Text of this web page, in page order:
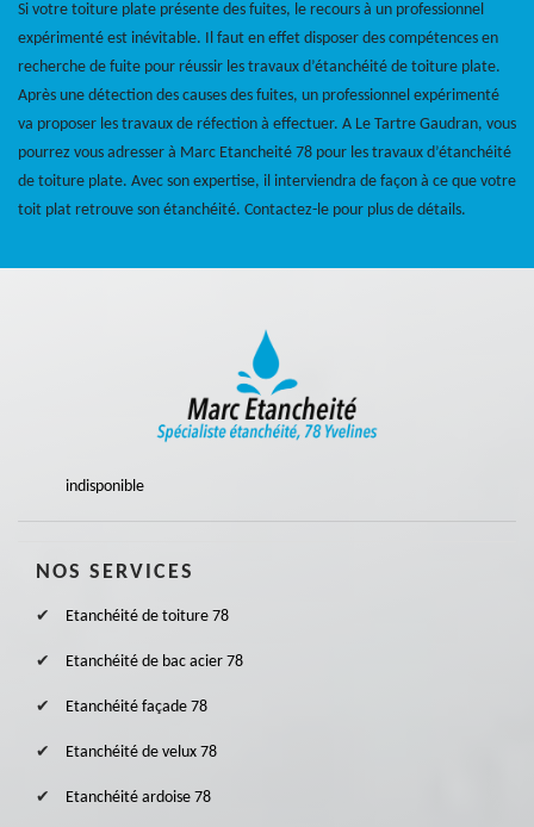
Si votre toiture plate présente des fuites, le recours à un professionnel
expérimenté est inévitable. Il faut en effet disposer des compétences en
recherche de fuite pour réussir les travaux d’étanchéité de toiture plate.
Après une détection des causes des fuites, un professionnel expérimenté
va proposer les travaux de réfection à effectuer. A Le Tartre Gaudran, vous
pourrez vous adresser à Marc Etancheité 78 pour les travaux d’étanchéité
de toiture plate. Avec son expertise, il interviendra de façon à ce que votre
toit plat retrouve son étanchéité. Contactez-le pour plus de détails.
indisponible
NOS SERVICES
Etanchéité de toiture 78
Etanchéité de bac acier 78
Etanchéité façade 78
Etanchéité de velux 78
Etanchéité ardoise 78